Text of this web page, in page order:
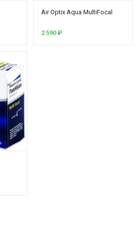
Air Optix Aqua MultiFocal
2 590 ₽